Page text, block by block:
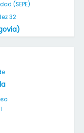
(SEPE)
32